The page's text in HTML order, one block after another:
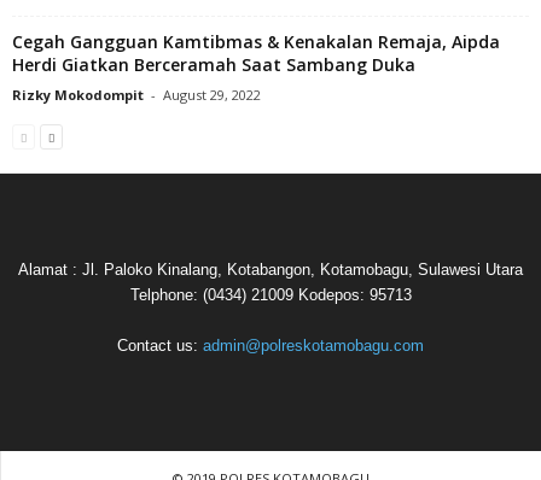
Cegah Gangguan Kamtibmas & Kenakalan Remaja, Aipda
Herdi Giatkan Berceramah Saat Sambang Duka
Rizky Mokodompit - August 29, 2022
Alamat : Jl. Paloko Kinalang, Kotabangon, Kotamobagu, Sulawesi Utara
Telphone: (0434) 21009 Kodepos: 95713
Contact us: admin@polreskotamobagu.com